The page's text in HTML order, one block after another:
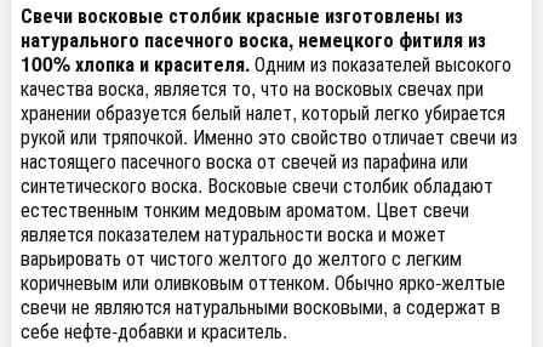
Свечи восковые столбик красные изготовлены из
натурального пасечного воска, немецкого фитиля из
100% хлопка и красителя.Одним из показателей высокого
качества воска, является то, что на восковых свечах при
хранении образуется белый налет, который легко убирается
рукой или тряпочкой. Именно это свойство отличает свечи из
настоящего пасечного воска от свечей из парафина или
синтетического воска. Восковые свечи столбик обладают
естественным тонким медовым ароматом. Цвет свечи
является показателем натуральности воска и может
варьировать от чистого желтого до желтого с легким
коричневым или оливковым оттенком. Обычно ярко-желтые
свечи не являются натуральными восковыми, а содержат в
себе нефте-добавки и краситель.